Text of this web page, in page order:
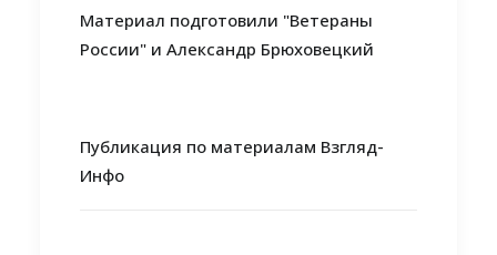
Материал подготовили "Ветераны
России" и Александр Брюховецкий
Публикация по материалам Взгляд-
Инфо